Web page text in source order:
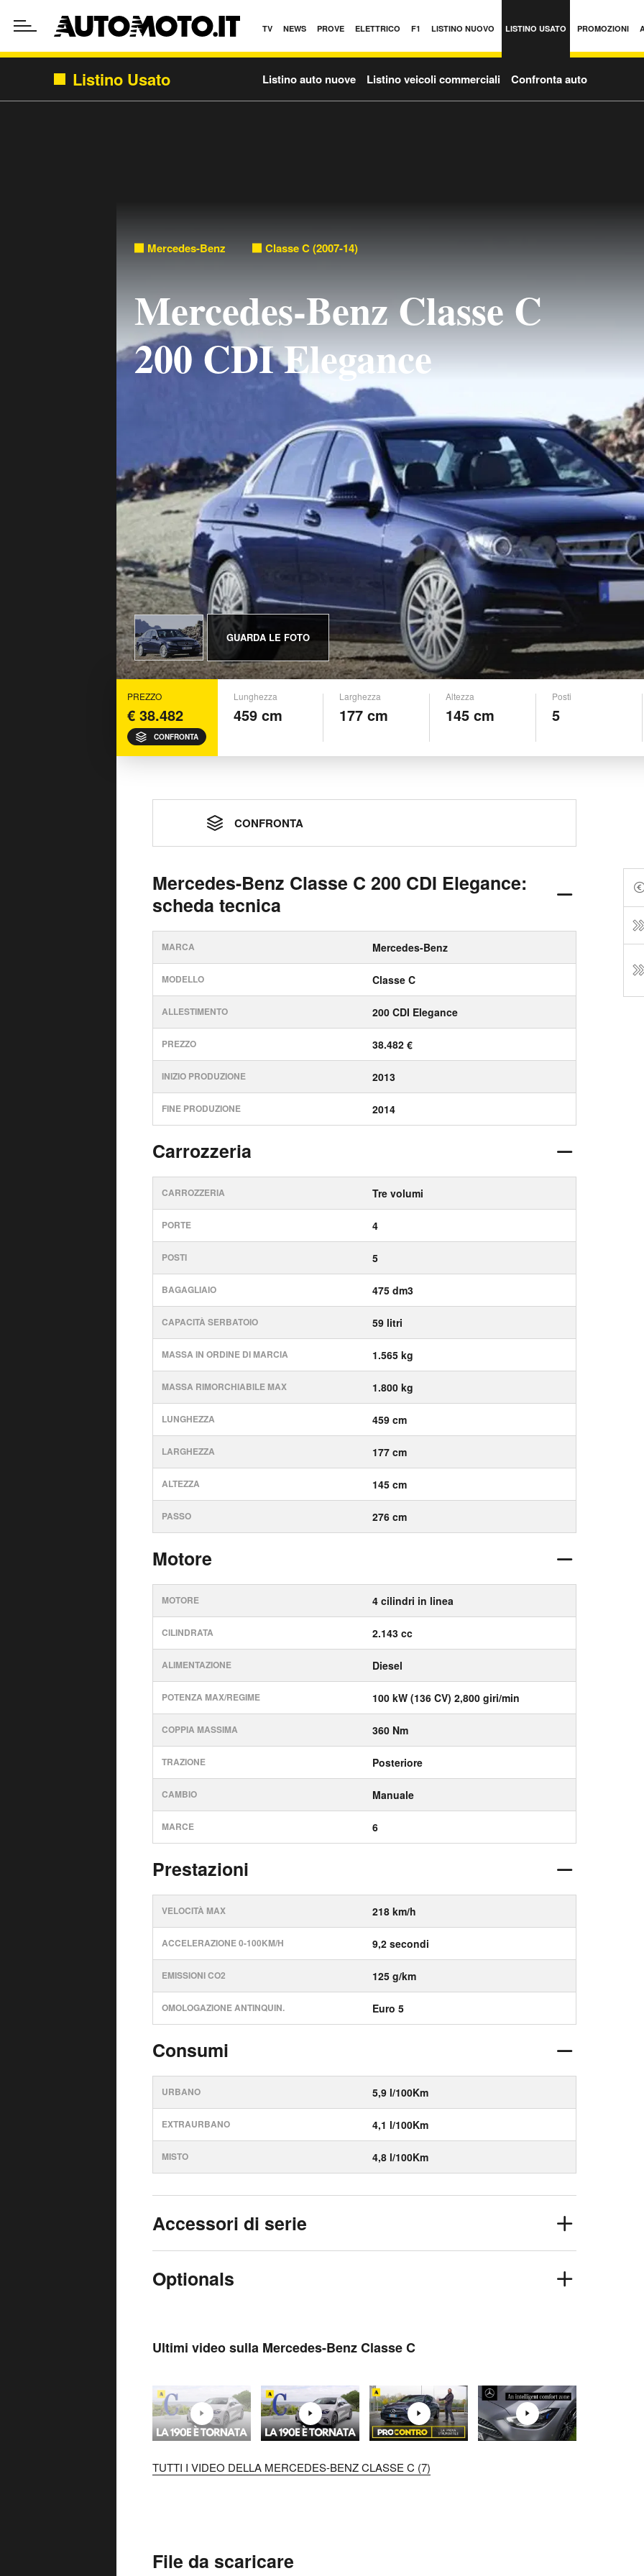
TV NEWS PROVE ELETTRICO F1 LISTINO NUOVO LISTINO USATO PROMOZIONI
Listino Usato Listino auto nuove Listino veicoli commerciali Confronta auto
Mercedes-Benz Classe C (2007-14)
Mercedes-Benz Classe C
200 CDI Elegance
GUARDA LE FOTO
PREZZO
€ 38.482
CONFRONTA
Lunghezza
459 cm
Larghezza
177 cm
Altezza
145 cm
Posti
5
CONFRONTA
Mercedes-Benz Classe C 200 CDI Elegance:
scheda tecnica
MARCA Mercedes-Benz
MODELLO Classe C
ALLESTIMENTO 200 CDI Elegance
PREZZO 38.482 €
INIZIO PRODUZIONE 2013
FINE PRODUZIONE 2014
Carrozzeria
CARROZZERIA Tre volumi
PORTE 4
POSTI 5
BAGAGLIAIO 475 dm3
CAPACITÀ SERBATOIO 59 litri
MASSA IN ORDINE DI MARCIA 1.565 kg
MASSA RIMORCHIABILE MAX 1.800 kg
LUNGHEZZA 459 cm
LARGHEZZA 177 cm
ALTEZZA 145 cm
PASSO 276 cm
Motore
MOTORE 4 cilindri in linea
CILINDRATA 2.143 cc
ALIMENTAZIONE Diesel
POTENZA MAX/REGIME 100 kW (136 CV) 2,800 giri/min
COPPIA MASSIMA 360 Nm
TRAZIONE Posteriore
CAMBIO Manuale
MARCE 6
Prestazioni
VELOCITÀ MAX 218 km/h
ACCELERAZIONE 0-100KM/H 9,2 secondi
EMISSIONI CO2 125 g/km
OMOLOGAZIONE ANTINQUIN. Euro 5
Consumi
URBANO 5,9 l/100Km
EXTRAURBANO 4,1 l/100Km
MISTO 4,8 l/100Km
Accessori di serie
Optionals
Ultimi video sulla Mercedes-Benz Classe C
TUTTI I VIDEO DELLA MERCEDES-BENZ CLASSE C (7)
File da scaricare